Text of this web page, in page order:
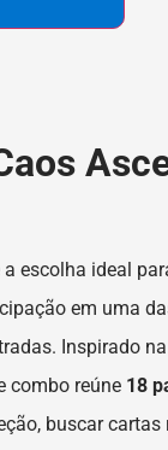
escolha ideal
em uma
Inspirado
combo reúne 18
buscar cartas